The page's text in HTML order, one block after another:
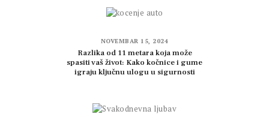
NOVEMBAR 15, 2024
Razlika od 11 metara koja može
spasiti vaš život: Kako kočnice i gume
igraju ključnu ulogu u sigurnosti